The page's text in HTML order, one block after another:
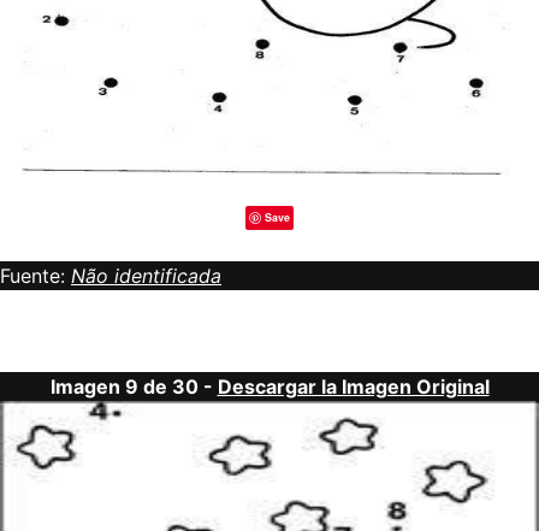
Save
Fuente: Não identificada
Imagen 9 de 30 - Descargar la Imagen Original